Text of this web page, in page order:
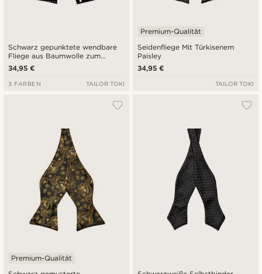
Schwarz gepunktete wendbare
Fliege aus Baumwolle zum
Selbtsbinden
34,95 €
3 FARBEN TAILOR TOKI
Seidenfliege Mit Türkisenem
Paisley
Premium-Qualität
34,95 €
TAILOR TOKI
Premium-Qualität